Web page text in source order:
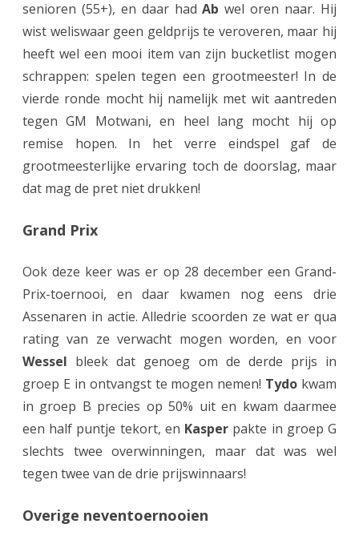
senioren (55+), en daar hadAb wel oren naar. Hij
wist weliswaar geen geldprijs te veroveren, maar hij
heeft wel een mooi item van zijn bucketlist mogen
schrappen: spelen tegen een grootmeester! In de
vierde ronde mocht hij namelijk met wit aantreden
tegen GM Motwani, en heel lang mocht hij op
remise hopen. In het verre eindspel gaf de
grootmeesterlijke ervaring toch de doorslag, maar
dat mag de pret niet drukken!
Grand Prix
Ook deze keer was er op 28 december een Grand-
Prix-toernooi, en daar kwamen nog eens drie
Assenaren in actie. Alledrie scoorden ze wat er qua
rating van ze verwacht mogen worden, en voor
Wessel bleek dat genoeg om de derde prijs in
groep E in ontvangst te mogen nemen! Tydo kwam
in groep B precies op 50% uit en kwam daarmee
een half puntje tekort, en Kasper pakte in groep G
slechts twee overwinningen, maar dat was wel
tegen twee van de drie prijswinnaars!
Overige neventoernooien